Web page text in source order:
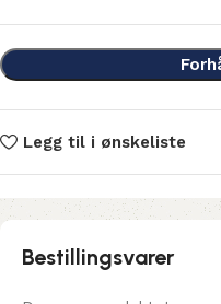
Legg til i ønskeliste
Bestillingsvarer